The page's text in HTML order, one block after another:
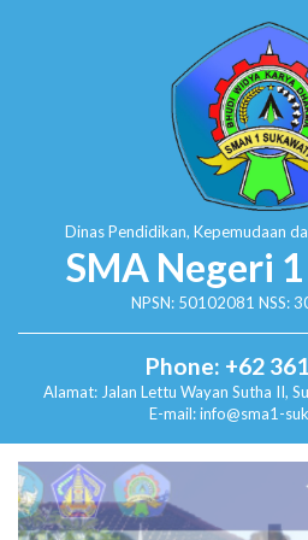
Dinas Pendidikan, Kepemudaan
SMA Negeri
NPSN: 50102081 NSS:
Phone: +62
Alamat: Jalan Lettu Wayan Sutha II,
E-mail: info@sma1-